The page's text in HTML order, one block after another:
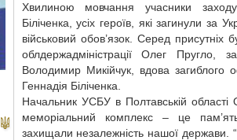
Хвилиною мовчання учасники
Біліченка, усіх героїв, які загинули за
військовий обов’язок. Серед присутніх
облдержадміністрації Олег Пругло,
Володимир Микійчук, вдова загиблого
Геннадія Біліченка.
Начальник УСБУ в Полтавській
меморіальний комплекс – це
захищали незалежність нашої держави.